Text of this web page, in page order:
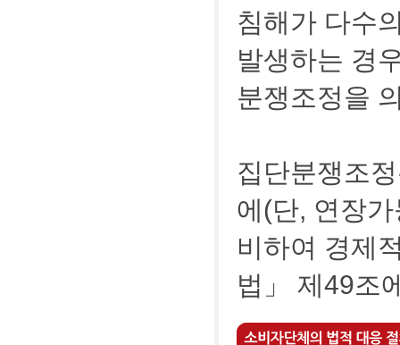
침해가 다수
발생하는 경
분쟁조정을
집단분쟁조
에(단, 연장
비하여 경제
법」 제49조